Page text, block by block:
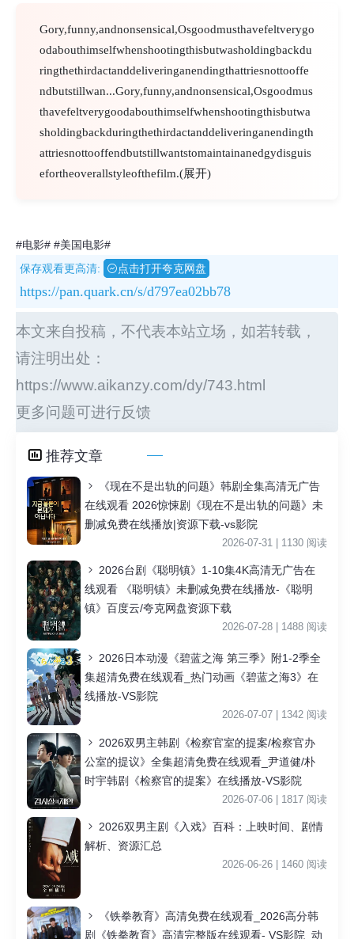
Gory,funny,andnonsensical,Osgoodmusthavefeltverygo
odabouthimselfwhenshootingthisbutwasholdingbackdu
ringthethirdactanddeliveringanendingthattriesnottooffe
ndbutstillwan...Gory,funny,andnonsensical,Osgoodmus
thavefeltverygoodabouthimselfwhenshootingthisbutwa
sholdingbackduringthethirdactanddeliveringanendingth
attriesnottooffendbutstillwantstomaintainanedgydisguis
efortheoverallstyleofthefilm.(展开)
#电影# #美国电影#
保存观看更高清:
点击打开夸克网盘
https://pan.quark.cn/s/d797ea02bb78
本文来自投稿，不代表本站立场，如若转载，
请注明出处：
https://www.aikanzy.com/dy/743.html
更多问题可进行反馈
推荐文章
《现在不是出轨的问题》韩剧全集高清无广告
在线观看 2026惊悚剧《现在不是出轨的问题》未
删减免费在线播放|资源下载-vs影院
2026-07-31 | 1130 阅读
2026台剧《聪明镇》1-10集4K高清无广告在
线观看 《聪明镇》未删减免费在线播放-《聪明
镇》百度云/夸克网盘资源下载
2026-07-28 | 1488 阅读
2026日本动漫《碧蓝之海 第三季》附1-2季全
集超清免费在线观看_热门动画《碧蓝之海3》在
线播放-VS影院
2026-07-07 | 1342 阅读
2026双男主韩剧《检察官室的提案/检察官办
公室的提议》全集超清免费在线观看_尹道健/朴
时宇韩剧《检察官的提案》在线播放-VS影院
2026-07-06 | 1817 阅读
2026双男主剧《入戏》百科：上映时间、剧情
解析、资源汇总
2026-06-26 | 1460 阅读
《铁拳教育》高清免费在线观看_2026高分韩
剧《铁拳教育》高清完整版在线观看- VS影院_动